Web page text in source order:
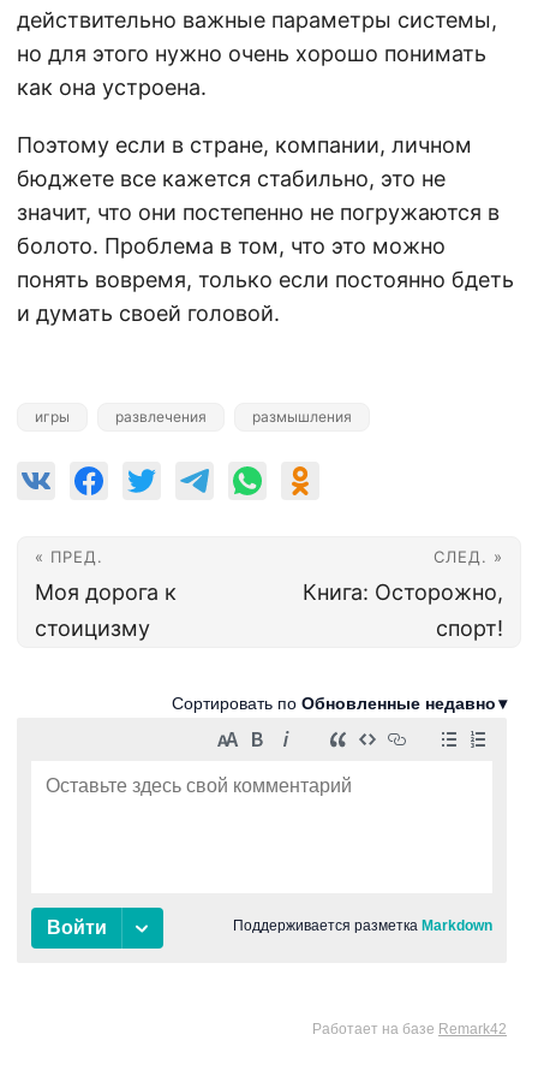
действительно важные параметры системы,
но для этого нужно очень хорошо понимать
как она устроена.
Поэтому если в стране, компании, личном
бюджете все кажется стабильно, это не
значит, что они постепенно не погружаются в
болото. Проблема в том, что это можно
понять вовремя, только если постоянно бдеть
и думать своей головой.
игры развлечения размышления
« ПРЕД.
Моя дорога к
стоицизму
СЛЕД. »
Книга: Осторожно,
спорт!